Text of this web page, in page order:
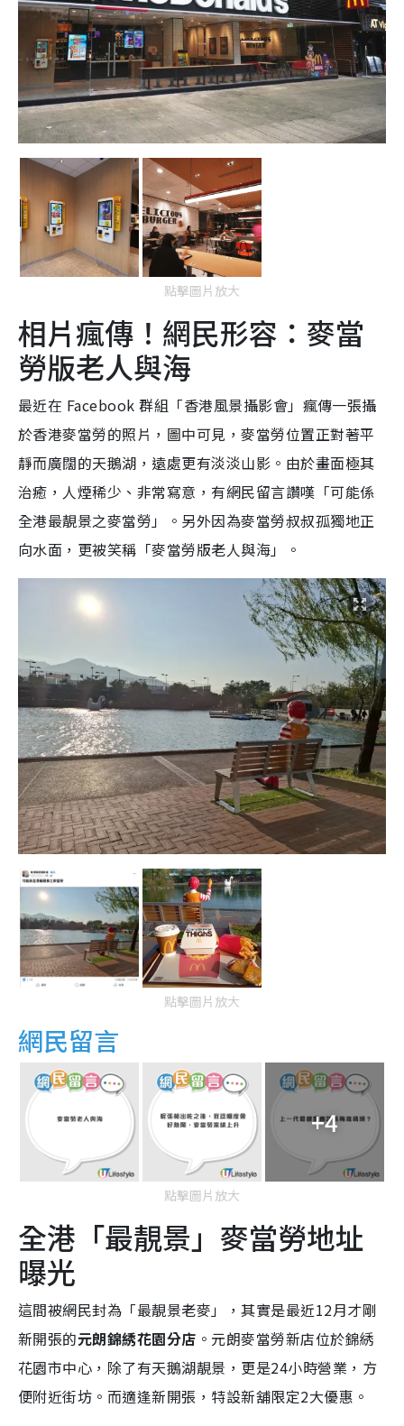
點擊圖片放大
相片瘋傳！網民形容：麥當
勞版老人與海
最近在 Facebook 群組「香港風景攝影會」瘋傳一張攝
於香港麥當勞的照片，圖中可見，麥當勞位置正對著平
靜而廣闊的天鵝湖，遠處更有淡淡山影。由於畫面極其
治癒，人煙稀少、非常寫意，有網民留言讚嘆「可能係
全港最靚景之麥當勞」。另外因為麥當勞叔叔孤獨地正
向水面，更被笑稱「麥當勞版老人與海」。
點擊圖片放大
網民留言
+4
點擊圖片放大
全港「最靚景」麥當勞地址
曝光
這間被網民封為「最靚景老麥」，其實是最近12月才剛
新開張的元朗錦綉花園分店 。元朗麥當勞新店位於錦綉
花園市中心，除了有天鵝湖靚景，更是24小時營業，方
便附近街坊。而適逢新開張，特設新舖限定2大優惠。